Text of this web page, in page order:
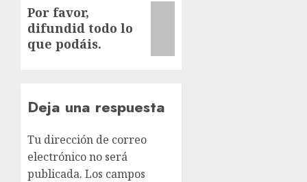
Siguiente
entrada:
Por favor,
difundid todo lo
que podáis.
Deja una respuesta
Tu dirección de correo
electrónico no será
publicada. Los campos